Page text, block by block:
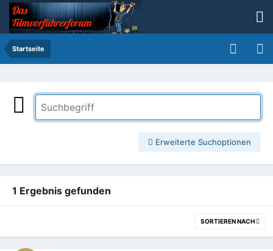
Startseite
Erweiterte Suchoptionen
1 Ergebnis gefunden
SORTIEREN NACH